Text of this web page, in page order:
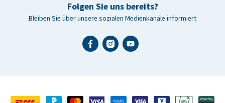
Folgen Sie uns bereits?
Bleiben Sie über unsere sozialen Medienkanäle informiert